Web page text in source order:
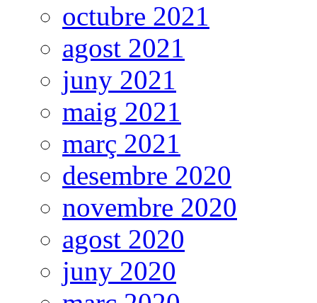
octubre 2021
agost 2021
juny 2021
maig 2021
març 2021
desembre 2020
novembre 2020
agost 2020
juny 2020